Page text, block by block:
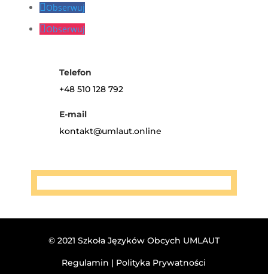
Obserwuj
Obserwuj
Telefon
+48 510 128 792
E-mail
kontakt@umlaut.online
© 2021 Szkoła Języków Obcych UMLAUT
Regulamin | Polityka Prywatności